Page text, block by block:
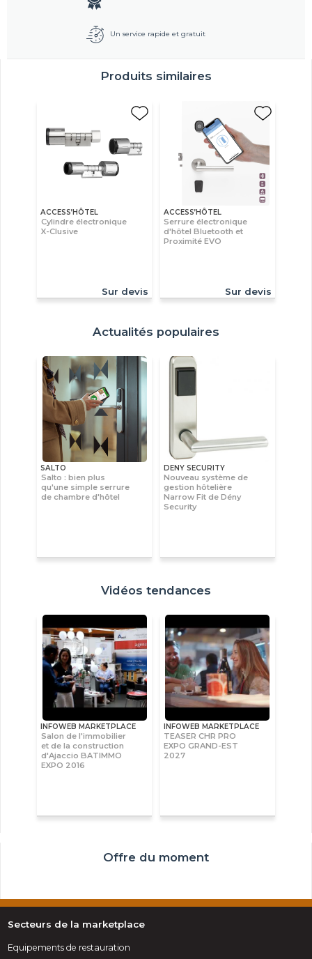
Un service rapide et gratuit
Produits similaires
ACCESS’HÔTEL
Cylindre électronique
X-Clusive
Sur devis
ACCESS’HÔTEL
Serrure électronique
d'hôtel Bluetooth et
Proximité EVO
Sur devis
Actualités populaires
SALTO
Salto : bien plus
qu'une simple serrure
de chambre d'hôtel
DENY SECURITY
Nouveau système de
gestion hôtelière
Narrow Fit de Dény
Security
Vidéos tendances
INFOWEB MARKETPLACE
Salon de l'immobilier
et de la construction
d'Ajaccio BATIMMO
EXPO 2016
INFOWEB MARKETPLACE
TEASER CHR PRO
EXPO GRAND-EST
2027
Offre du moment
Secteurs de la marketplace
Equipements de restauration